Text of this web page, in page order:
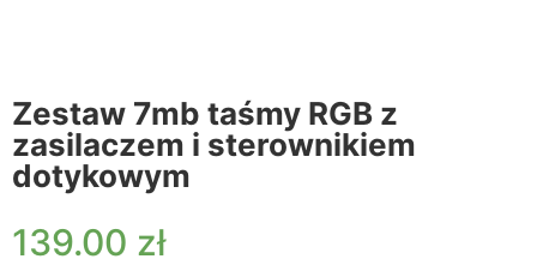
Zestaw 7mb taśmy RGB z
zasilaczem i sterownikiem
dotykowym
139.00 zł